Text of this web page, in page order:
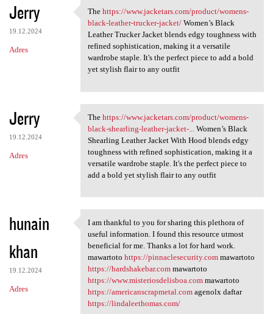
Jerry
19.12.2024
Adres
The https://www.jacketars.com
The https://www.jacketars.com/product/womens-
black-leather-trucker-jacket/Women’s Black
Leather Trucker Jacket blends edgy toughness with
refined sophistication, making it a versatile
wardrobe staple. It's the perfect piece to add a bold
yet stylish flair to any outfit
Jerry
19.12.2024
Adres
The https://www.jacketars.com
The https://www.jacketars.com/product/womens-
black-shearling-leather-jacket-...
Women’s Black
Shearling Leather Jacket With Hood blends edgy
toughness with refined sophistication, making it a
versatile wardrobe staple. It's the perfect piece to
add a bold yet stylish flair to any outfit
hunain
khan
19.12.2024
Adres
I am thankful to you for
I am thankful to you for sharing this plethora of
useful information. I found this resource utmost
beneficial for me. Thanks a lot for hard work.
mawartoto https://pinnaclesecurity.commawartoto
https://hardshakebar.commawartoto
https://www.misteriosdelisboa.commawartoto
https://americanscrapmetal.comagenolx daftar
https://lindaleethomas.com/